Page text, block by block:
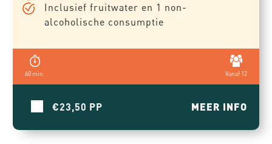
Inclusief fruitwater en 1 non-
alcoholische consumptie
60 min. Vanaf 12
€23,50 MEER INFO